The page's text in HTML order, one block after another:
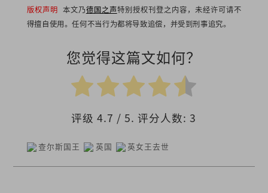
版权声明 本文乃德国之声特别授权刊登之内容，未经许可请不
得擅自使用。任何不当行为都将导致追偿，并受到刑事追究。
您觉得这篇文如何？
评级4.7 / 5. 评分人数:3
查尔斯国王 英国 英女王去世